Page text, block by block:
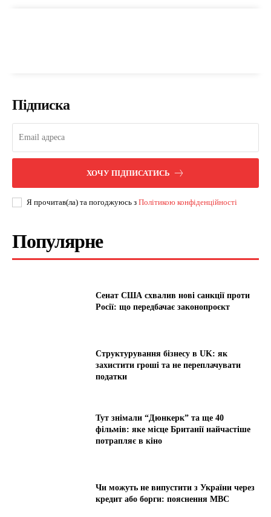
Підписка
ХОЧУ ПІДПИСАТИСЬ
Я прочитав(ла) та погоджуюсь з Політикою конфіденційності
Популярне
Сенат США схвалив нові санкції проти
Росії: що передбачає законопроєкт
Структурування бізнесу в UK: як
захистити гроші та не переплачувати
податки
Тут знімали “Дюнкерк” та ще 40
фільмів: яке місце Британії найчастіше
потрапляє в кіно
Чи можуть не випустити з України через
кредит або борги: пояснення МВС